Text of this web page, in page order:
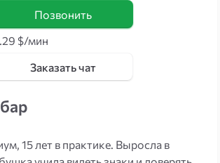
Позвонить
$/мин
Заказать чат
15 лет в практике. Выросла в